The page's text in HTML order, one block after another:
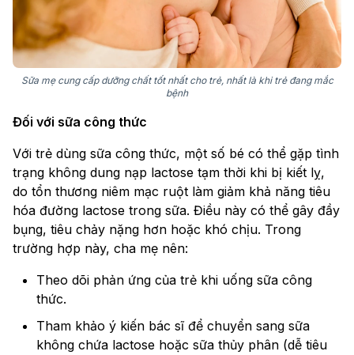
Sữa mẹ cung cấp dưỡng chất tốt nhất cho trẻ, nhất là khi trẻ đang mắc
bệnh
Đối với sữa công thức
Với trẻ dùng sữa công thức, một số bé có thể gặp tình
trạng không dung nạp lactose tạm thời khi bị kiết lỵ,
do tổn thương niêm mạc ruột làm giảm khả năng tiêu
hóa đường lactose trong sữa. Điều này có thể gây đầy
bụng, tiêu chảy nặng hơn hoặc khó chịu. Trong
trường hợp này, cha mẹ nên:
Theo dõi phản ứng của trẻ khi uống sữa công
thức.
Tham khảo ý kiến bác sĩ để chuyển sang sữa
không chứa lactose hoặc sữa thủy phân (dễ tiêu